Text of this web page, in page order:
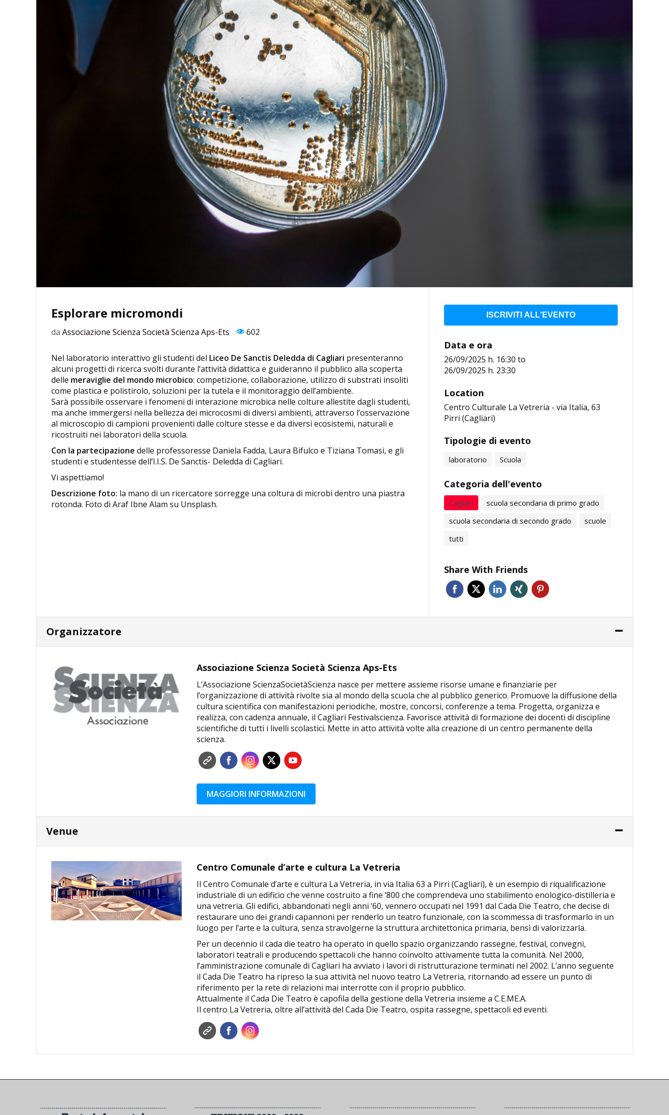
Esplorare micromondi
da Associazione Scienza Società Scienza Aps-Ets 602
Nel laboratorio interattivo gli studenti del Liceo De Sanctis Deledda di Cagliari presenteranno
alcuni progetti di ricerca svolti durante l’attività didattica e guideranno il pubblico alla scoperta
delle meraviglie del mondo microbico: competizione, collaborazione, utilizzo di substrati insoliti
come plastica e polistirolo, soluzioni per la tutela e il monitoraggio dell’ambiente.
Sarà possibile osservare i fenomeni di interazione microbica nelle colture allestite dagli studenti,
ma anche immergersi nella bellezza dei microcosmi di diversi ambienti, attraverso l’osservazione
al microscopio di campioni provenienti dalle colture stesse e da diversi ecosistemi, naturali e
ricostruiti nei laboratori della scuola.
Con la partecipazione delle professoresse Daniela Fadda, Laura Bifulco e Tiziana Tomasi, e gli
studenti e studentesse dell’I.I.S. De Sanctis- Deledda di Cagliari.
Vi aspettiamo!
Descrizione foto: la mano di un ricercatore sorregge una coltura di microbi dentro una piastra
rotonda. Foto di Araf Ibne Alam su Unsplash.
ISCRIVITI ALL'EVENTO
Data e ora
26/09/2025 h. 16:30 to
26/09/2025 h. 23:30
Location
Centro Culturale La Vetreria - via Italia, 63
Pirri (Cagliari)
Tipologie di evento
laboratorio Scuola
Categoria dell'evento
Cagliari
scuola secondaria di primo grado
scuola secondaria di secondo grado
scuole
tutti
Share With Friends
Organizzatore
Associazione Scienza Società Scienza Aps-Ets
L’Associazione ScienzaSocietàScienza nasce per mettere assieme risorse umane e finanziarie per
l’organizzazione di attività rivolte sia al mondo della scuola che al pubblico generico. Promuove la diffusione della
cultura scientifica con manifestazioni periodiche, mostre, concorsi, conferenze a tema. Progetta, organizza e
realizza, con cadenza annuale, il Cagliari Festivalscienza. Favorisce attività di formazione dei docenti di discipline
scientifiche di tutti i livelli scolastici. Mette in atto attività volte alla creazione di un centro permanente della
scienza.
MAGGIORI INFORMAZIONI
Venue
Centro Comunale d’arte e cultura La Vetreria
Il Centro Comunale d’arte e cultura La Vetreria, in via Italia 63 a Pirri (Cagliari), è un esempio di riqualificazione
industriale di un edificio che venne costruito a fine ‘800 che comprendeva uno stabilimento enologico-distilleria e
una vetreria. Gli edifici, abbandonati negli anni ’60, vennero occupati nel 1991 dal Cada Die Teatro, che decise di
restaurare uno dei grandi capannoni per renderlo un teatro funzionale, con la scommessa di trasformarlo in un
luogo per l’arte e la cultura, senza stravolgerne la struttura architettonica primaria, bensì di valorizzarla.
Per un decennio il cada die teatro ha operato in quello spazio organizzando rassegne, festival, convegni,
laboratori teatrali e producendo spettacoli che hanno coinvolto attivamente tutta la comunità. Nel 2000,
l’amministrazione comunale di Cagliari ha avviato i lavori di ristrutturazione terminati nel 2002. L’anno seguente
il Cada Die Teatro ha ripreso la sua attività nel nuovo teatro La Vetreria, ritornando ad essere un punto di
riferimento per la rete di relazioni mai interrotte con il proprio pubblico.
Attualmente il Cada Die Teatro è capofila della gestione della Vetreria insieme a C.E.ME.A.
Il centro La Vetreria, oltre all’attività del Cada Die Teatro, ospita rassegne, spettacoli ed eventi.